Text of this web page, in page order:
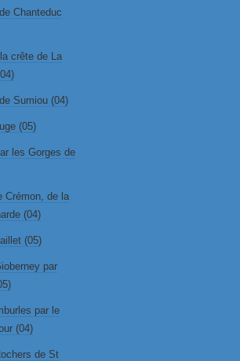
Chanteduc
crête de La
Sumiou (04)
(05)
les Gorges de
Crémon, de la
(04)
(05)
par
par le
(04)
de St